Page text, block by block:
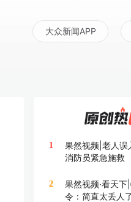
大众新闻APP
1
果然视频|老人误
消防员紧急施救
2
果然视频·看天
令：简直太丢人